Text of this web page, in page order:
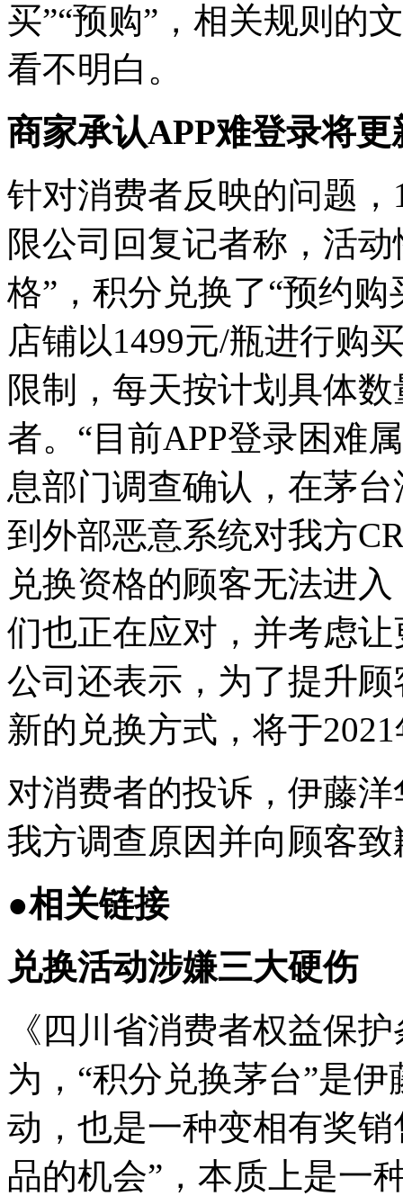
买”“预购”，相关规则的
看不明白。
商家承认APP难登录将
针对消费者反映的问题
限公司回复记者称，活
格”，积分兑换了“预约
店铺以1499元/瓶进行购
限制，每天按计划具体
者。“目前APP登录困难
息部门调查确认，在茅
到外部恶意系统对我方
兑换资格的顾客无法进
们也正在应对，并考虑
公司还表示，为了提升
新的兑换方式，将于
对消费者的投诉，伊藤
我方调查原因并向顾客
●相关链接
兑换活动涉嫌三大硬伤
《四川省消费者权益保
为，“积分兑换茅台”是
动，也是一种变相有奖
品的机会”，本质上是一